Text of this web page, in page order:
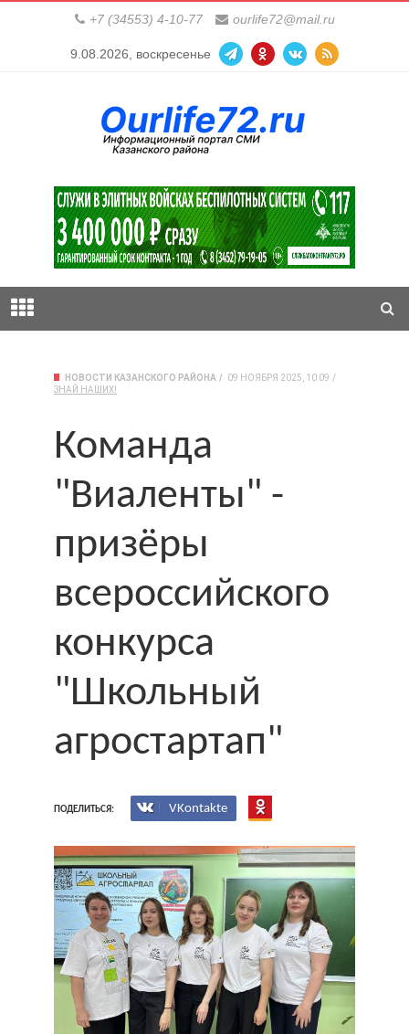
+7 (34553) 4-10-77 ourlife72@mail.ru
9.08.2026, воскресенье
НОВОСТИ КАЗАНСКОГО РАЙОНА
09 НОЯБРЯ 2025, 10:09
ЗНАЙ НАШИХ!
Команда
"Виаленты" -
призёры
всероссийского
конкурса
"Школьный
агростартап"
ПОДЕЛИТЬСЯ: VKontakte